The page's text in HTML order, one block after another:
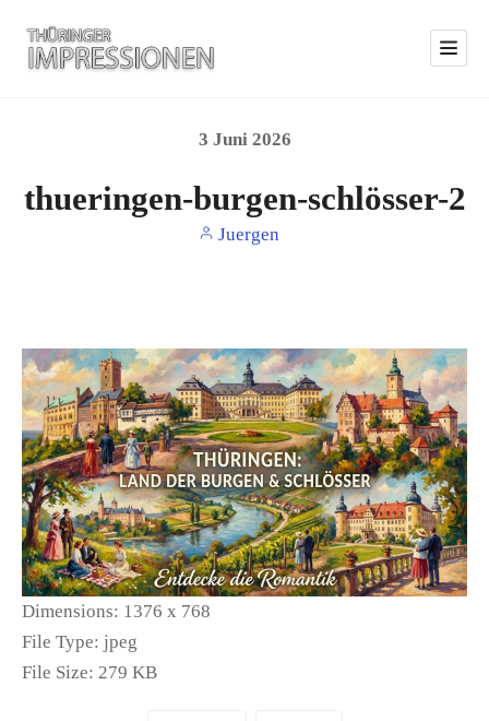
3 Juni 2026
thueringen-burgen-schlösser-2
Juergen
Dimensions: 1376 x 768
File Type: jpeg
File Size: 279 KB